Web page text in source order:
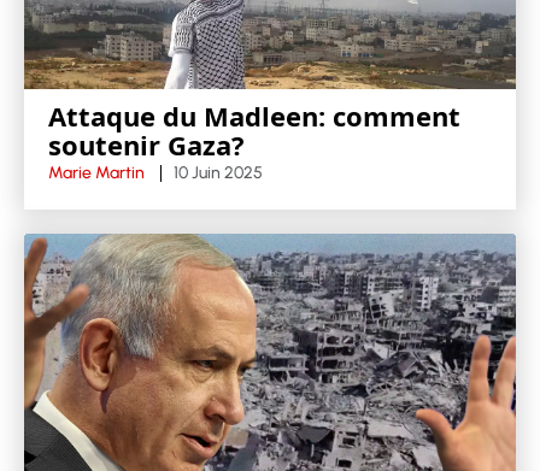
Attaque du Madleen: comment
soutenir Gaza?
Marie Martin 10 Juin 2025